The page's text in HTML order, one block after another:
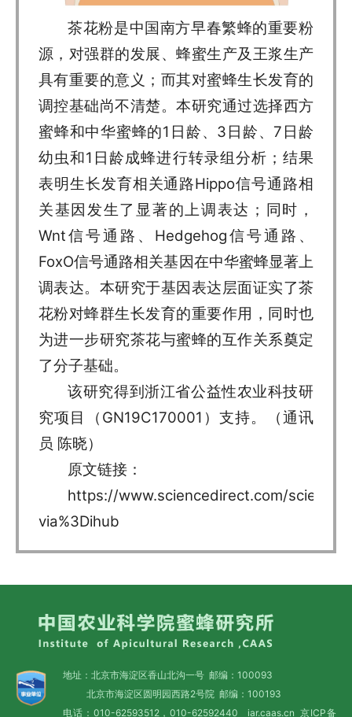
茶花粉是中国南方早春繁蜂的重要粉
源，对强群的发展、蜂蜜生产及王浆生产
具有重要的意义；而其对蜜蜂生长发育的
调控基础尚不清楚。本研究通过选择西方
蜜蜂和中华蜜蜂的1日龄、3日龄、7日龄
幼虫和1日龄成蜂进行转录组分析；结果
表明生长发育相关通路Hippo信号通路相
关基因发生了显著的上调表达；同时，
Wnt信号通路、Hedgehog信号通路、
FoxO信号通路相关基因在中华蜜蜂显著上
调表达。本研究于基因表达层面证实了茶
花粉对蜂群生长发育的重要作用，同时也
为进一步研究茶花与蜜蜂的互作关系奠定
了分子基础。
该研究得到浙江省公益性农业科技研
究项目（GN19C170001）支持。（通讯
员 陈晓）
原文链接：
https://www.sciencedirect.com/
via%3Dihub
地址：北京市海淀区香山北沟一号 邮编：100093
北京市海淀区圆明园西路2号院 邮编：100193
电话：010-62593512，010-62592440 iar.caas.cn 京ICP备